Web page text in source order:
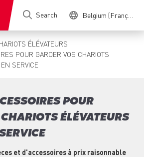
Search Belgium (Français)
ÉLÉVATEURS
POUR GARDER VOS CHARIOTS
SERVICE
POUR
ÉLÉVATEURS
et d'accessoires à prix raisonnable